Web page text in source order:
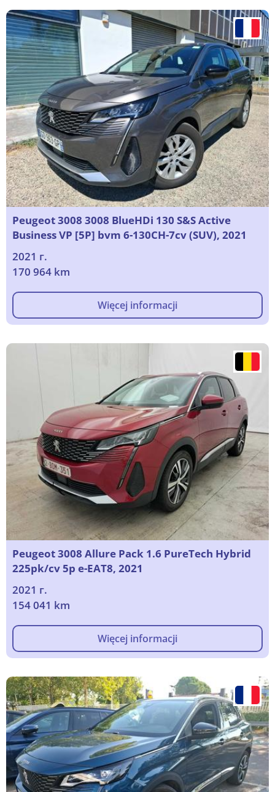
Peugeot 3008 3008 BlueHDi 130 S&S Active
Business VP [5P] bvm 6-130CH-7cv (SUV), 2021
2021 г.
170 964 km
Więcej informacji
Peugeot 3008 Allure Pack 1.6 PureTech Hybrid
225pk/cv 5p e-EAT8, 2021
2021 г.
154 041 km
Więcej informacji